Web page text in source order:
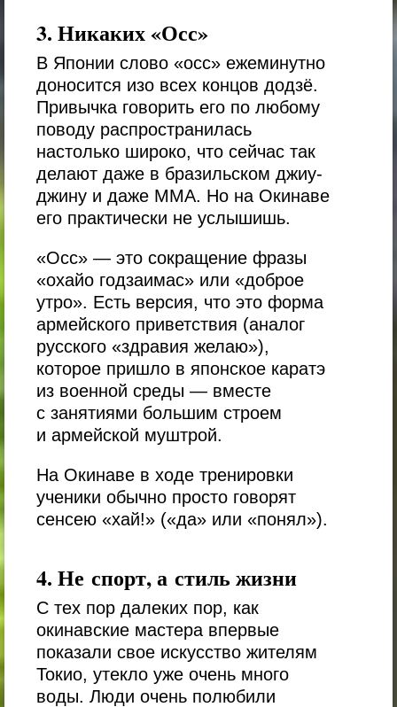
3. Никаких «Осс»
В Японии слово «осс» ежеминутно
доносится изо всех концов додзё.
Привычка говорить его по любому
поводу распространилась
настолько широко, что сейчас так
делают даже в бразильском джиу-
джину и даже ММА. Но на Окинаве
его практически не услышишь.
«Осс» — это сокращение фразы
«охайо годзаимас» или «доброе
утро». Есть версия, что это форма
армейского приветствия (аналог
русского «здравия желаю»),
которое пришло в японское каратэ
из военной среды — вместе
с занятиями большим строем
и армейской муштрой.
На Окинаве в ходе тренировки
ученики обычно просто говорят
сенсею «хай!» («да» или «понял»).
4. Не спорт, а стиль жизни
С тех пор далеких пор, как
окинавские мастера впервые
показали свое искусство жителям
Токио, утекло уже очень много
воды. Люди очень полюбили